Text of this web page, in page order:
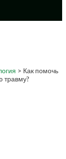
> Как помочь
травму?